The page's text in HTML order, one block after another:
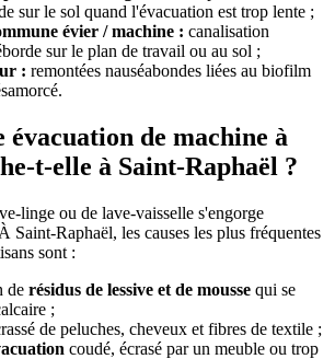
sur le sol quand l'évacuation est trop lente ;
évier / machine : canalisation
sur le plan de travail ou au sol ;
: remontées nauséabondes liées au biofilm
évacuation de machine à
t-elle à Saint-Raphaël ?
linge ou de lave-vaisselle s'engorge
Saint-Raphaël, les causes les plus fréquentes
sont :
de résidus de lessive et de mousse qui se
;
de peluches, cheveux et fibres de textile ;
coudé, écrasé par un meuble ou trop